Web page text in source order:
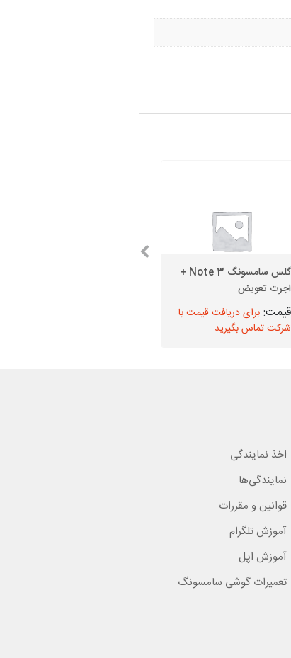
گلس سامسونگ Note 3 +
اجرت تعویض
برای دریافت قیمت با
شرکت تماس بگیرید
اخذ نمایندگی
نمایندگی‌ها
قوانین و مقررات
آموزش تلگرام
آموزش اپل
تعمیرات گوشی سامسونگ